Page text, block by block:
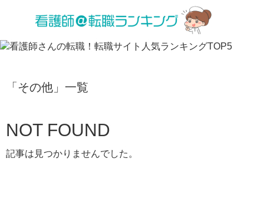
「 その他 」 一覧
NOT FOUND
記事は見つかりませんでした。